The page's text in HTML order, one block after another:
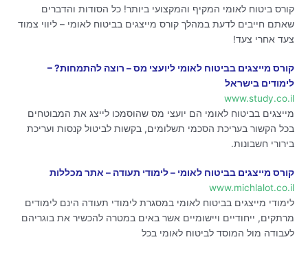
קורס ביטוח לאומי המקיף והמקצועי ביותר! כל הסודות והדברים
שאתם חייבים לדעת במהלך קורס מייצגים בביטוח לאומי – ליווי צמוד
צעד אחרי צעד!
קורס מייצגים בביטוח לאומי ליועצי מס – רוצה להתמחות? –
לימודים בישראל
www.study.co.il
מייצגים בביטוח לאומי הם יועצי מס שהוסמכו לייצג את המבוטחים
בכל הקשור בעריכת הסכמי תשלומים, בקשות לביטול קנסות ועריכת
בירורי חשבונות.
קורס מייצגים בביטוח לאומי – לימודי תעודה – אתר מכללות
www.michlalot.co.il
לימודי מייצגים בביטוח לאומי במסגרת לימודי תעודה הינם לימודים
מרתקים, ייחודיים ויישומיים אשר באים במטרה להכשיר את בוגריהם
לעבודה מול המוסד לביטוח לאומי בכל